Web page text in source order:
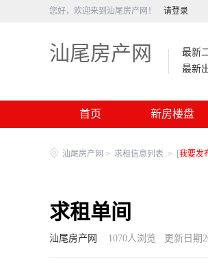
您好，欢迎来到汕尾房产网！ 请登录
汕尾房产网
最新
最新
首页 新房楼盘
汕尾房产网 > 求租信息列表 > [我要发
求租单间
汕尾房产网 1070人浏览 更新日期